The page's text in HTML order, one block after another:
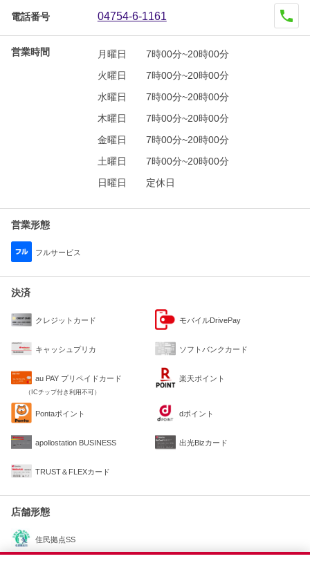
電話番号 04754-6-1161
営業時間 月曜日
7時00分~20時00分
火曜日
7時00分~20時00分
水曜日
7時00分~20時00分
木曜日
7時00分~20時00分
金曜日
7時00分~20時00分
土曜日
7時00分~20時00分
日曜日
定休日
営業形態
フルサービス
決済
クレジットカード モバイルDrivePay
キャッシュプリカ ソフトバンクカード
au PAY プリペイドカード
（ICチップ付き利用不可）
楽天ポイント
Pontaポイント dポイント
apollostation BUSINESS 出光Bizカード
TRUST＆FLEXカード
店舗形態
住民拠点SS